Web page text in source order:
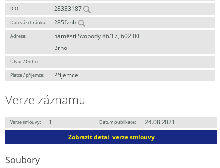
IČO: 28333187
Datová schránka: 285fzhb
Adresa:
náměstí Svobody 86/17, 602 00
Brno
Útvar / Odbor:
Plátce / příjemce: Příjemce
Verze záznamu
Verze smlouvy: 1 Datum publikace:
24.08.2021
Zobrazit detail verze smlouvy
Soubory